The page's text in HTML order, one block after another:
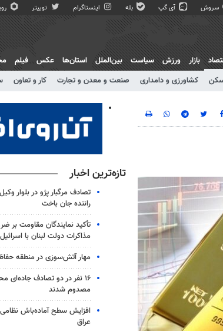
سروش آی گپ بله اینستاگرام توییتر
کشاورزی و دامداری صنعت و معدن و تجارت کار و تعاون
بازار ورزش سیاست بین‌الملل استان‌ها عکس فیلم
تازه‌ترین اخبار
تصادف مرگبار پژو در بلوار
راننده جان باخت
تأکید نمایندگان مقاومت بر
مذاکرات دولت لبنان با اسرائیل
مهار آتش‌سوزی در منطقه
۱۶ نفر در دو تصادف جاده‌ای
مصدوم شدند
افزایش سطح آماده‌باش نظامی
عراق